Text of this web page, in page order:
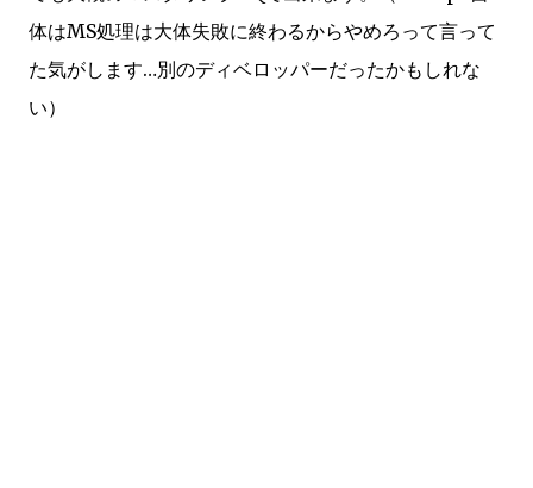
体はMS処理は大体失敗に終わるからやめろって言って
た気がします…別のディベロッパーだったかもしれな
い）